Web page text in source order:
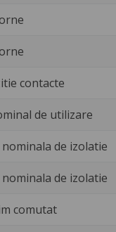
contacte
de utilizare
de izolatie
de izolatie
comutat